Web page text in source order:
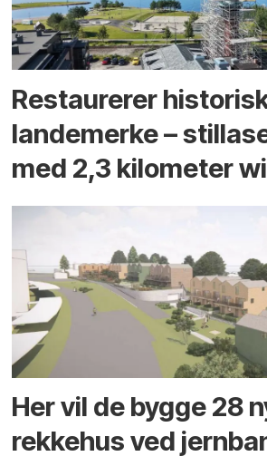
Restaurerer
landemerke –
med 2,3 kilometer
Her vil de bygge 28
rekkehus ved